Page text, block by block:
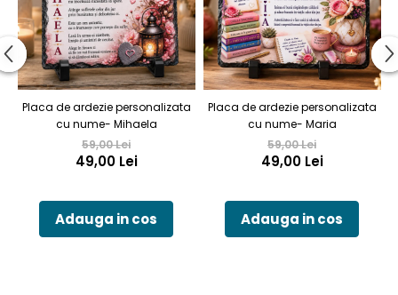
Placa de ardezie personalizata
cu nume- Mihaela
59,00 Lei
49,00 Lei
Adauga in cos
Placa de ardezie personalizata
cu nume- Maria
59,00 Lei
49,00 Lei
Adauga in cos